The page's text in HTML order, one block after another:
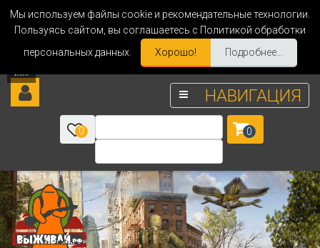
Мы используем файлы cookie и рекомендательные технологии.
Пользуясь сайтом, вы соглашаетесь с Политикой обработки
персональных данных.
Хорошо! Подробнее...
НАВИГАЦИЯ
0 0